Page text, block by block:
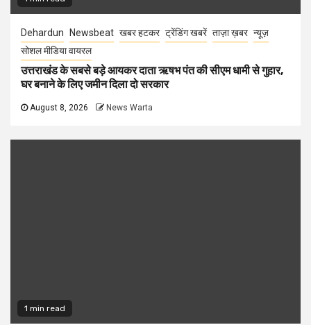
Dehardun Newsbeat खबर हटकर ट्रेंडिंग खबरें ताज़ा ख़बर न्यूज़
सोशल मीडिया वायरल
उत्तराखंड के सबसे बड़े आयकर दाता ऋषभ पंत की सीएम धामी से गुहार,
घर बनाने के लिए जमीन दिला दो सरकार
August 8, 2026 News Warta
1 min read